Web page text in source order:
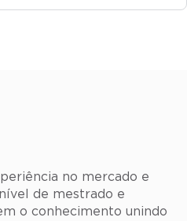
no mercado e
de mestrado e
o conhecimento unindo